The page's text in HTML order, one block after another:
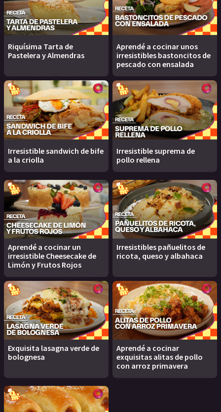
Riquísima Tarta de
Pastelera y Almendras
Aprendé a cocinar unos
irresistibles bastoncitos de
pescado con ensalada
Irresistible sandwich de bife
a la criolla
Irresistible suprema de
pollo rellena
Aprendé a cocinar un
irresistible Cheesecake de
Limón y Frutos Rojos
Irresistibles pañuelitos de
ricota, queso y albahaca
Exquisita lasagna verde de
bolognesa
Aprendé a cocinar
exquisitas alitas de pollo
con arroz primavera